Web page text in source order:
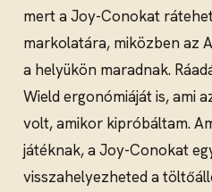
mert a Joy-Conokat
markolatára, miközben az
a helyükön maradnak.
Wield ergonómiáját is, ami
volt, amikor kipróbáltam.
játéknak, a Joy-Conokat
visszahelyezheted a